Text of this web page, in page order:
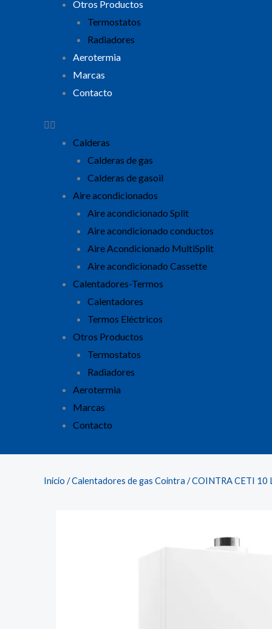
Otros Productos
Termostatos
Radiadores
Aerotermia
Marcas
Contacto
Calderas
Calderas de gas
Calderas de gasoil
Aire acondicionados
Aire acondicionado Split
Aire acondicionado conductos
Aire Acondicionado MultiSplit
Aire acondicionado Cassette
Calentadores-Termos
Calentadores
Termos Eléctricos
Otros Productos
Termostatos
Radiadores
Aerotermia
Marcas
Contacto
Inicio /Calentadores de gas Cointra / COINTRA CETI 10